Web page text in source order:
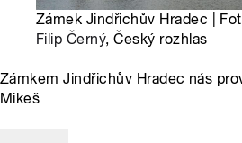
Zámek Jindřichův Hradec |
Filip Černý, Český rozhlas
Zámkem Jindřichův Hradec nás
Mikeš